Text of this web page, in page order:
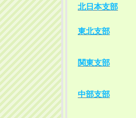
北日本支部
東北支部
関東支部
中部支部